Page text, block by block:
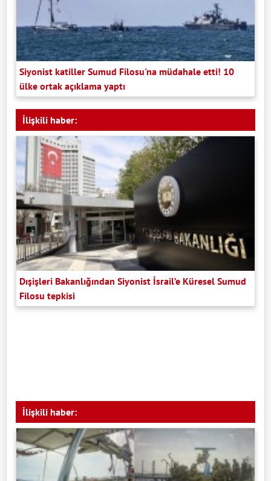
Siyonist katiller Sumud Filosu'na müdahale etti! 10
ülke ortak açıklama yaptı
İlişkili haber:
Dışişleri Bakanlığından Siyonist İsrail’e Küresel Sumud
Filosu tepkisi
İlişkili haber: